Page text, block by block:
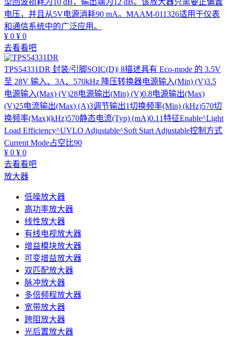
型回波损耗为10 dB，输出端为12 dB。该放大器只需要正偏置
电压，并且从5V电源消耗90 mA。MAAM-011326适用于仪表
和通信系统中的广泛应用。
¥ 0 ¥ 0
去看看吧
TPS54331DR 封装/引脚SOIC(D)| 8描述具有 Eco-mode 的 3.5V
至 28V 输入、3A、570kHz 降压转换器电源输入(Min) (V)3.5
电源输入(Max) (V)28电源输出(Min) (V)0.8电源输出(Max)
(V)25电流输出(Max) (A)3调节输出1切换频率(Min) (kHz)570切
换频率(Max)(kHz)570静态电流(Typ) (mA)0.11特征Enable^Light
Load Efficiency^UVLO Adjustable^Soft Start Adjustable控制方式
Current Mode占空比90
¥ 0 ¥ 0
去看看吧
放大器
低噪放大器
高功率放大器
线性放大器
有线电视放大器
增益模块放大器
可变增益放大器
双匹配放大器
脉冲放大器
多倍频程放大器
宽带放大器
跨阻放大器
光后置放大器